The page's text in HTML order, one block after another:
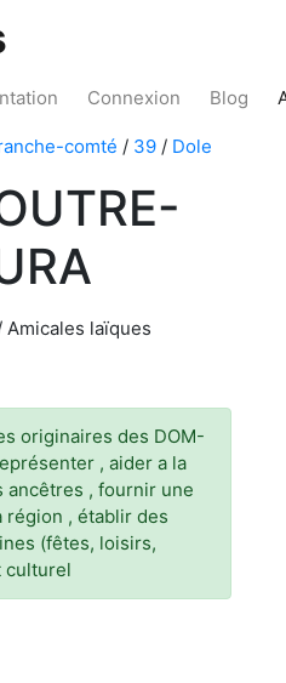
Connexion Blog
comté / 39 / Dole
laïques
originaires des DOM-
, aider a la
, fournir une
région , établir des
(fêtes, loisirs,
culturel